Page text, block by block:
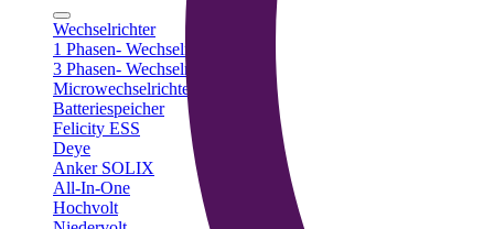
Wechselrichter
1 Phasen- Wechselrichter
3 Phasen- Wechselrichter
Microwechselrichter
Batteriespeicher
Felicity ESS
Deye
Anker SOLIX
All-In-One
Hochvolt